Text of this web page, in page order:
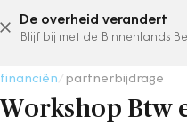
De overheid verandert
Blijf bij met de Binnenlands
financiën partnerbijdrage
Workshop Btw